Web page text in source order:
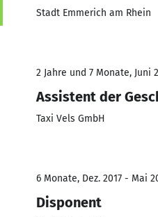
Stadt Emmerich am Rhein
2 Jahre und 7 Monate, Juni
Assistent der
Taxi Vels GmbH
6 Monate, Dez. 2017 - Mai
Disponent